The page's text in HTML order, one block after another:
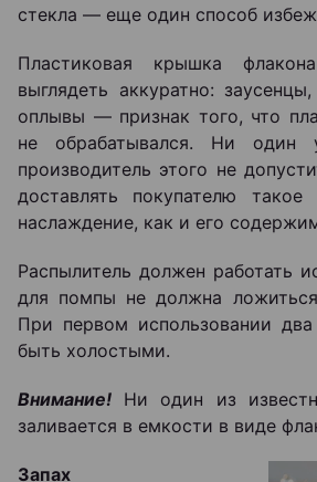
стекла ― еще один способ
Пластиковая крышка
выглядеть аккуратно:
оплывы ― признак того, что
не обрабатывался. Ни один
производитель этого не
доставлять покупателю такое
наслаждение, как и его
Распылитель должен работать
для помпы не должна
При первом использовании
быть холостыми.
Внимание! Ни один из
заливается в емкости в виде
Запах